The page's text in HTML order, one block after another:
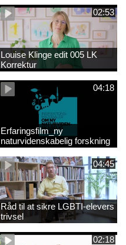
02:53
Louise Klinge edit 005 LK
Korrektur
04:18
Erfaringsfilm_ny
naturvidenskabelig forskning
04:45
Råd til at sikre LGBTI-elevers
trivsel
02:18